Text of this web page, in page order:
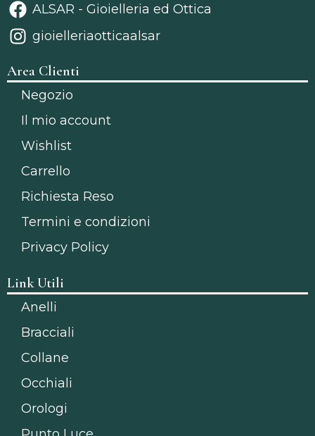
ALSAR - Gioielleria ed Ottica
gioielleriaotticaalsar
Area Clienti
Negozio
Il mio account
Wishlist
Carrello
Richiesta Reso
Termini e condizioni
Privacy Policy
Link Utili
Anelli
Bracciali
Collane
Occhiali
Orologi